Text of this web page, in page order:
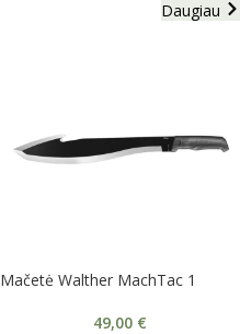
Daugiau
Mačetė Walther MachTac 1
49,00 €